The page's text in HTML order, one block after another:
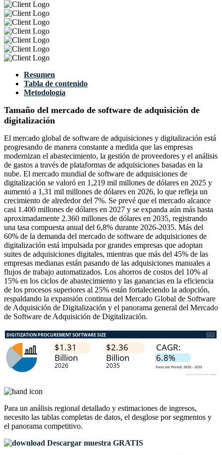
Resumen
Tabla de contenido
Metodología
Tamaño del mercado de software de adquisición de
digitalización
El mercado global de software de adquisiciones y digitalización está
progresando de manera constante a medida que las empresas
modernizan el abastecimiento, la gestión de proveedores y el análisis
de gastos a través de plataformas de adquisiciones basadas en la
nube. El mercado mundial de software de adquisiciones de
digitalización se valoró en 1,219 mil millones de dólares en 2025 y
aumentó a 1,31 mil millones de dólares en 2026, lo que refleja un
crecimiento de alrededor del 7%. Se prevé que el mercado alcance
casi 1.400 millones de dólares en 2027 y se expanda aún más hasta
aproximadamente 2.360 millones de dólares en 2035, registrando
una tasa compuesta anual del 6,8% durante 2026-2035. Más del
60% de la demanda del mercado de software de adquisiciones de
digitalización está impulsada por grandes empresas que adoptan
suites de adquisiciones digitales, mientras que más del 45% de las
empresas medianas están pasando de las adquisiciones manuales a
flujos de trabajo automatizados. Los ahorros de costos del 10% al
15% en los ciclos de abastecimiento y las ganancias en la eficiencia
de los procesos superiores al 25% están fortaleciendo la adopción,
respaldando la expansión continua del Mercado Global de Software
de Adquisición de Digitalización y el panorama general del Mercado
de Software de Adquisición de Digitalización.
Para un análisis regional detallado y estimaciones de ingresos,
necesito las tablas completas de datos, el desglose por segmentos y
el panorama competitivo.
Descargar muestra GRATIS